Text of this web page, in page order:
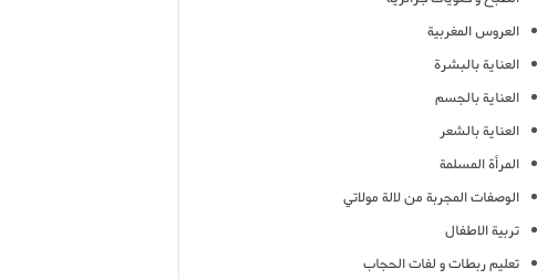
العروس المغربية
العناية بالبشرة
العناية بالجسم
العناية بالشعر
المرأة المسلمة
الوصفات المجربة من لالة مولاتي
تربية الاطفال
تعليم ربطات و لفات الحجاب